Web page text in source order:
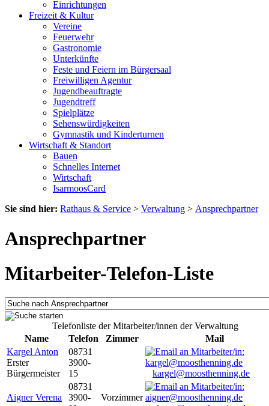
Einrichtungen
Freizeit & Kultur
Vereine
Feuerwehr
Gastronomie
Unterkünfte
Feste und Feiern im Bürgersaal
Freiwilligen Agentur
Jugendbeauftragte
Jugendtreff
Spielplätze
Sehenswürdigkeiten
Gymnastik und Kinderturnen
Wirtschaft & Standort
Bauen
Schnelles Internet
Wirtschaft
IsarmoosCard
Sie sind hier: Rathaus & Service > Verwaltung > Ansprechpartner
Ansprechpartner
Mitarbeiter-Telefon-Liste
Telefonliste der Mitarbeiter/innen der Verwaltung
Name
Telefon Zimmer
Mail
Kargel Anton
Erster
Bürgermeister
08731
3900-
15
kargel@moosthenning.de
Aigner Verena
08731
3900-
Vorzimmer